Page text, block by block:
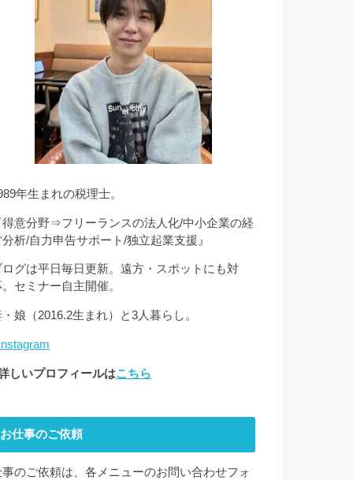
年生まれの税理士。
得意分野⇒フリーランスの法人化/中小企業の経
析/自力申告サポート/独立起業支援』
ログは平日毎日更新。遠方・スポットにも対
セミナー自主開催。
娘（2016.2生まれ）と3人暮らし。
しいプロフィールはこちら
お仕事のご依頼
事のご依頼は、各メニューのお問い合わせフォ